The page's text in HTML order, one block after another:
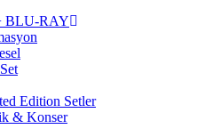
BLU-RAY
Edition Setler
& Konser